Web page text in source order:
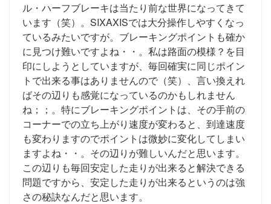
ル・ハーフブレーキは当たり前な世界になってきて
います（笑）。SIXAXISでは大分操作しやすくなっ
ているみたいですが。ブレーキングポイントも確か
に見つけ難いですよね・・。私は路面の模様？を目
印にしようとしていますが、毎回確実に同じポイン
トで出来る事はありませんので（笑）、言い換えれ
ばその辺りも感覚になっているのかもしれません
ね；；。特にブレーキングポイントは、その手前の
コーナーでの立ち上がり速度が変わると、到達速度
も変わりますのでポイントは微妙に変化してしまい
ますよね・・。その辺りが難しいんだと思います。
この辺りも毎回安定した走りが出来ると解決できる
問題ですから、安定した走りが出来るというのは強
さの秘訣なんだと思います。